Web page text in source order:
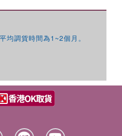
調貨時間為1~2個月。